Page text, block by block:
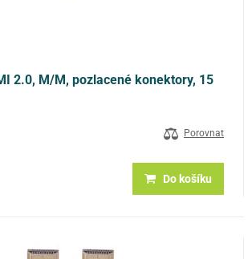
2.0, M/M, pozlacené konektory, 15
Porovnat
Do košíku